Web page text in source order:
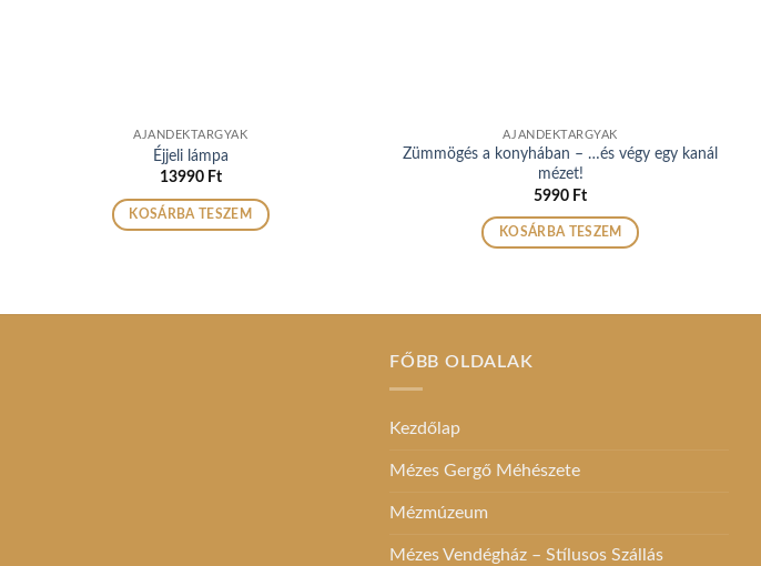
AJÁNDÉKTÁRGYAK
Éjjeli lámpa
13990 Ft
KOSÁRBA TESZEM
AJÁNDÉKTÁRGYAK
Zümmögés a konyhában – …és végy egy kanál
mézet!
5990 Ft
KOSÁRBA TESZEM
FŐBB OLDALAK
Kezdőlap
Mézes Gergő Méhészete
Mézmúzeum
Mézes Vendégház – Stílusos Szállás